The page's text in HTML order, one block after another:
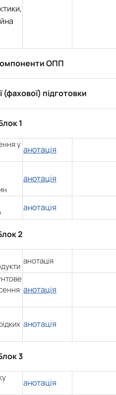
ОПП
(фахової) підготовки
1
у анотація
анотація
анотація
2
анотація
анотація
анотація
3
анотація